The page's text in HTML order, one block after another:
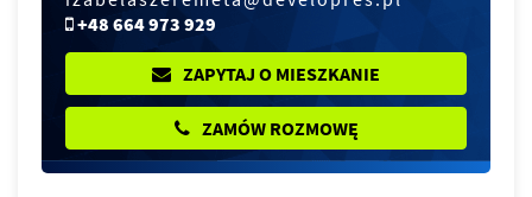
+48 664 973 929
ZAPYTAJ O MIESZKANIE
ZAMÓW ROZMOWĘ